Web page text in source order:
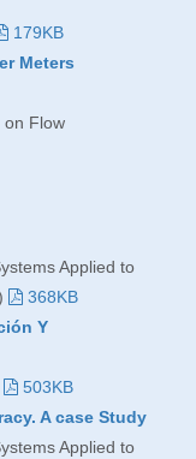
179KB
Meters
on Flow
Applied to
368KB
Y
503KB
A case Study
Applied to